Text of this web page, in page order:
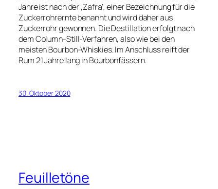
Jahre ist nach der ‚Zafra‘, einer Bezeichnung für die
Zuckerrohrernte benannt und wird daher aus
Zuckerrohr gewonnen. Die Destillation erfolgt nach
dem Column-Still-Verfahren, also wie bei den
meisten Bourbon-Whiskies. Im Anschluss reift der
Rum 21 Jahre lang in Bourbonfässern.
30. Oktober 2020
Feuilletöne